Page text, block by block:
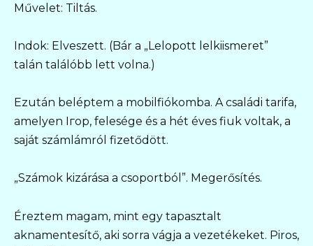
Művelet: Tiltás.
Indok: Elveszett. (Bár a „Lelopott lelkiismeret”
talán találóbb lett volna.)
Ezután beléptem a mobilfiókomba. A családi tarifa,
amelyen Iгор, felesége és a hét éves fiuk voltak, a
saját számlámról fizetődött.
„Számok kizárása a csoportból”. Megerősítés.
Éreztem magam, mint egy tapasztalt
aknamentesítő, aki sorra vágja a vezetékeket. Piros,